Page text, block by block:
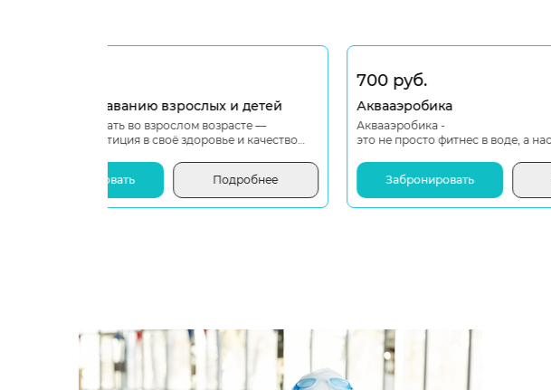
Аквааэробика
Аквааэробика -
это не просто фитнес в воде, а настоящий заряд бодрости с особым
Забронировать
Аквааэробике